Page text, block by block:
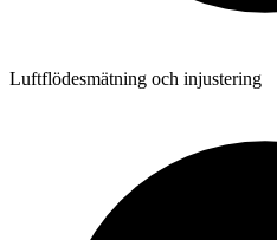
Luftflödesmätning och injustering